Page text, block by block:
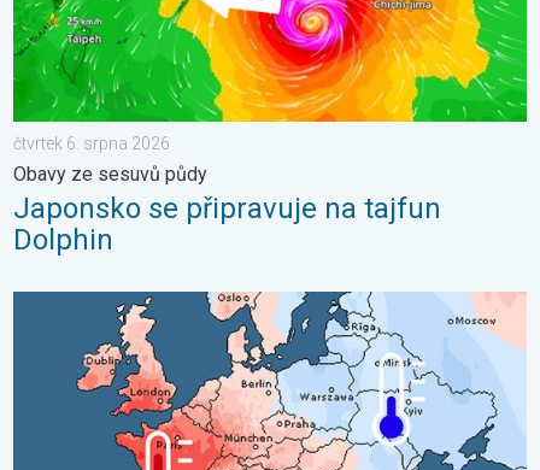
čtvrtek 6. srpna 2026
Obavy ze sesuvů půdy
Japonsko se připravuje na tajfun
Dolphin
Shrnutí července v Evropě. Rozdíl v teplotách. . . pondělí 3.